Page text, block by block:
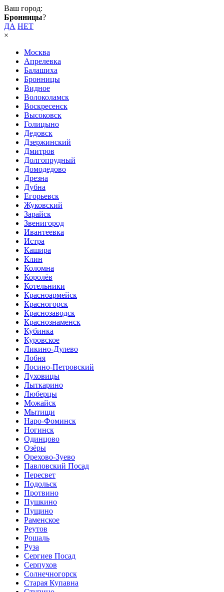
Ваш город:
Бронницы?
ДА НЕТ
×
Москва
Апрелевка
Балашиха
Бронницы
Видное
Волоколамск
Воскресенск
Высоковск
Голицыно
Дедовск
Дзержинский
Дмитров
Долгопрудный
Домодедово
Дрезна
Дубна
Егорьевск
Жуковский
Зарайск
Звенигород
Ивантеевка
Истра
Кашира
Клин
Коломна
Королёв
Котельники
Красноармейск
Красногорск
Краснозаводск
Краснознаменск
Кубинка
Куровское
Ликино-Дулево
Лобня
Лосино-Петровский
Луховицы
Лыткарино
Люберцы
Можайск
Мытищи
Наро-Фоминск
Ногинск
Одинцово
Озёры
Орехово-Зуево
Павловский Посад
Пересвет
Подольск
Протвино
Пушкино
Пущино
Раменское
Реутов
Рошаль
Руза
Сергиев Посад
Серпухов
Солнечногорск
Старая Купавна